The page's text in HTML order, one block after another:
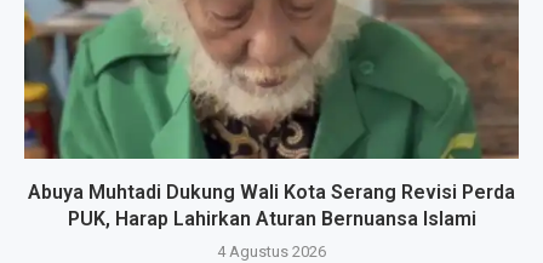
Abuya Muhtadi Dukung Wali Kota Serang Revisi Perda
PUK, Harap Lahirkan Aturan Bernuansa Islami
4 Agustus 2026